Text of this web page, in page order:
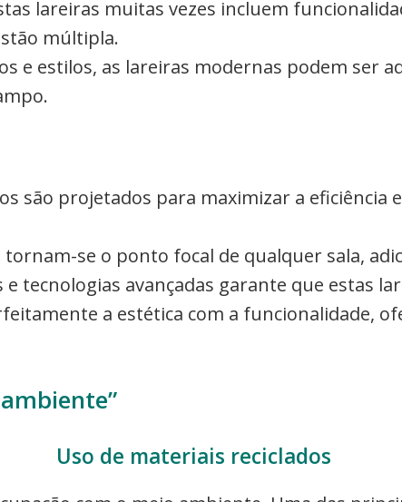
lareiras muitas vezes incluem
múltipla.
e estilos, as lareiras modernas podem ser
são projetados para maximizar a eficiência
se o ponto focal de qualquer sala,
tecnologias avançadas garante que estas
a estética com a funcionalidade,
Uso de materiais reciclados